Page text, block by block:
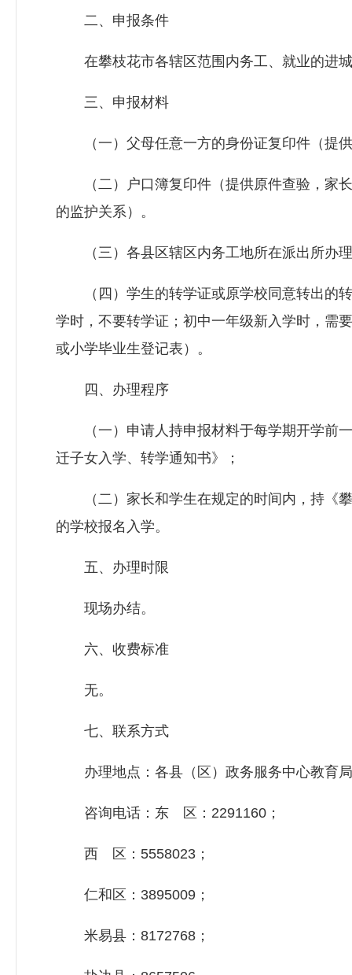
二、申报条件
在攀枝花市各辖区范围内务工、就业的进
三、申报材料
（一）父母任意一方的身份证复印件（提
（二）户口簿复印件（提供原件查验，家长
的监护关系）。
（三）各县区辖区内务工地所在派出所办理
（四）学生的转学证或原学校同意转出的转
学时，不要转学证；初中一年级新入学时，需
或小学毕业生登记表）。
四、办理程序
（一）申请人持申报材料于每学期开学前一
迁子女入学、转学通知书》；
（二）家长和学生在规定的时间内，持《攀
的学校报名入学。
五、办理时限
现场办结。
六、收费标准
无。
七、联系方式
办理地点：各县（区）政务服务中心教育
咨询电话：东 区：2291160；
西 区：5558023；
仁和区：3895009；
米易县：8172768；